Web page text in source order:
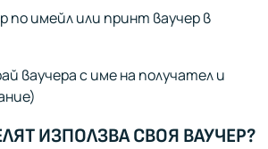
по имейл или принт ваучер в
ваучера с име на получател и
ИЗПОЛЗВА СВОЯ ВАУЧЕР?